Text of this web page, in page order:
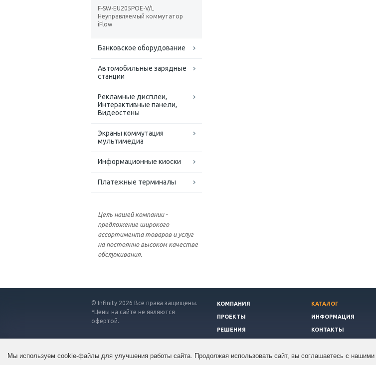
Мы используем cookie-файлы для улучшения работы сайта. Продолжая использовать сайт, вы соглашаетесь с нашими
F-SW-EU205POE-V/L
Неуправляемый коммутатор
iFlow
Банковское оборудование
Автомобильные зарядные
станции
Рекламные дисплеи,
Интерактивные панели,
Видеостены
Экраны коммутация
мультимедиа
Информационные киоски
Платежные терминалы
Цель нашей компании -
предложение широкого
ассортимента товаров и услуг
на постоянно высоком качестве
обслуживания.
© Infinity 2026 Все права защищены.
*Цены на сайте не являются
офертой.
КОМПАНИЯ КАТАЛОГ
ПРОЕКТЫ ИНФОРМАЦИЯ
РЕШЕНИЯ КОНТАКТЫ